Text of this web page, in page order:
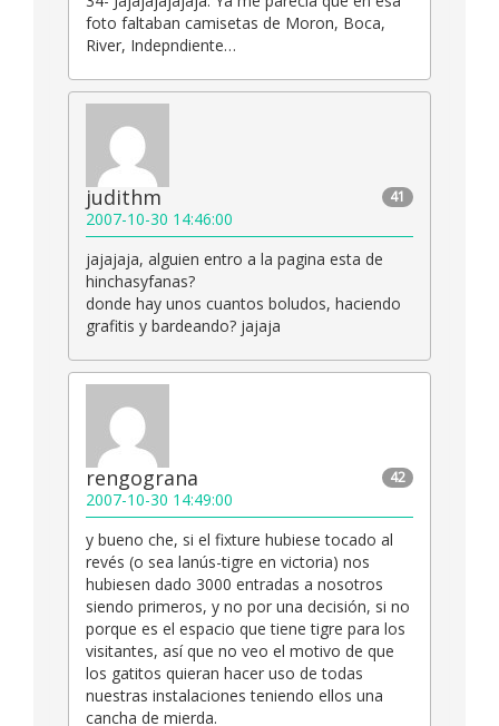
foto faltaban camisetas de Moron, Boca,
River, Indepndiente…
41
judithm
2007-10-30 14:46:00
jajajaja, alguien entro a la pagina esta de
hinchasyfanas?
donde hay unos cuantos boludos, haciendo
grafitis y bardeando? jajaja
42
rengograna
2007-10-30 14:49:00
y bueno che, si el fixture hubiese tocado al
revés (o sea lanús-tigre en victoria) nos
hubiesen dado 3000 entradas a nosotros
siendo primeros, y no por una decisión, si no
porque es el espacio que tiene tigre para los
visitantes, así que no veo el motivo de que
los gatitos quieran hacer uso de todas
nuestras instalaciones teniendo ellos una
cancha de mierda.